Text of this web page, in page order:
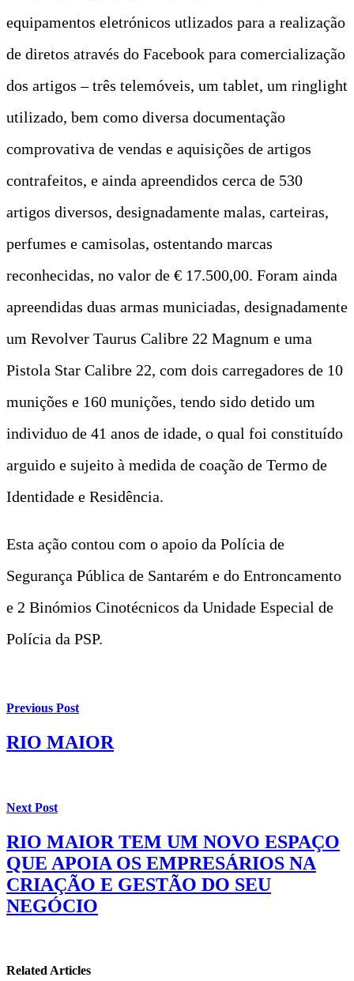
equipamentos eletrónicos utlizados para a realização
de diretos através do Facebook para comercialização
dos artigos – três telemóveis, um tablet, um ringlight
utilizado, bem como diversa documentação
comprovativa de vendas e aquisições de artigos
contrafeitos, e ainda apreendidos cerca de 530
artigos diversos, designadamente malas, carteiras,
perfumes e camisolas, ostentando marcas
reconhecidas, no valor de € 17.500,00. Foram ainda
apreendidas duas armas municiadas, designadamente
um Revolver Taurus Calibre 22 Magnum e uma
Pistola Star Calibre 22, com dois carregadores de 10
munições e 160 munições, tendo sido detido um
individuo de 41 anos de idade, o qual foi constituído
arguido e sujeito à medida de coação de Termo de
Identidade e Residência.
Esta ação contou com o apoio da Polícia de
Segurança Pública de Santarém e do Entroncamento
e 2 Binómios Cinotécnicos da Unidade Especial de
Polícia da PSP.
Previous Post
RIO MAIOR
Next Post
RIO MAIOR TEM UM NOVO ESPAÇO
QUE APOIA OS EMPRESÁRIOS NA
CRIAÇÃO E GESTÃO DO SEU
NEGÓCIO
Related Articles